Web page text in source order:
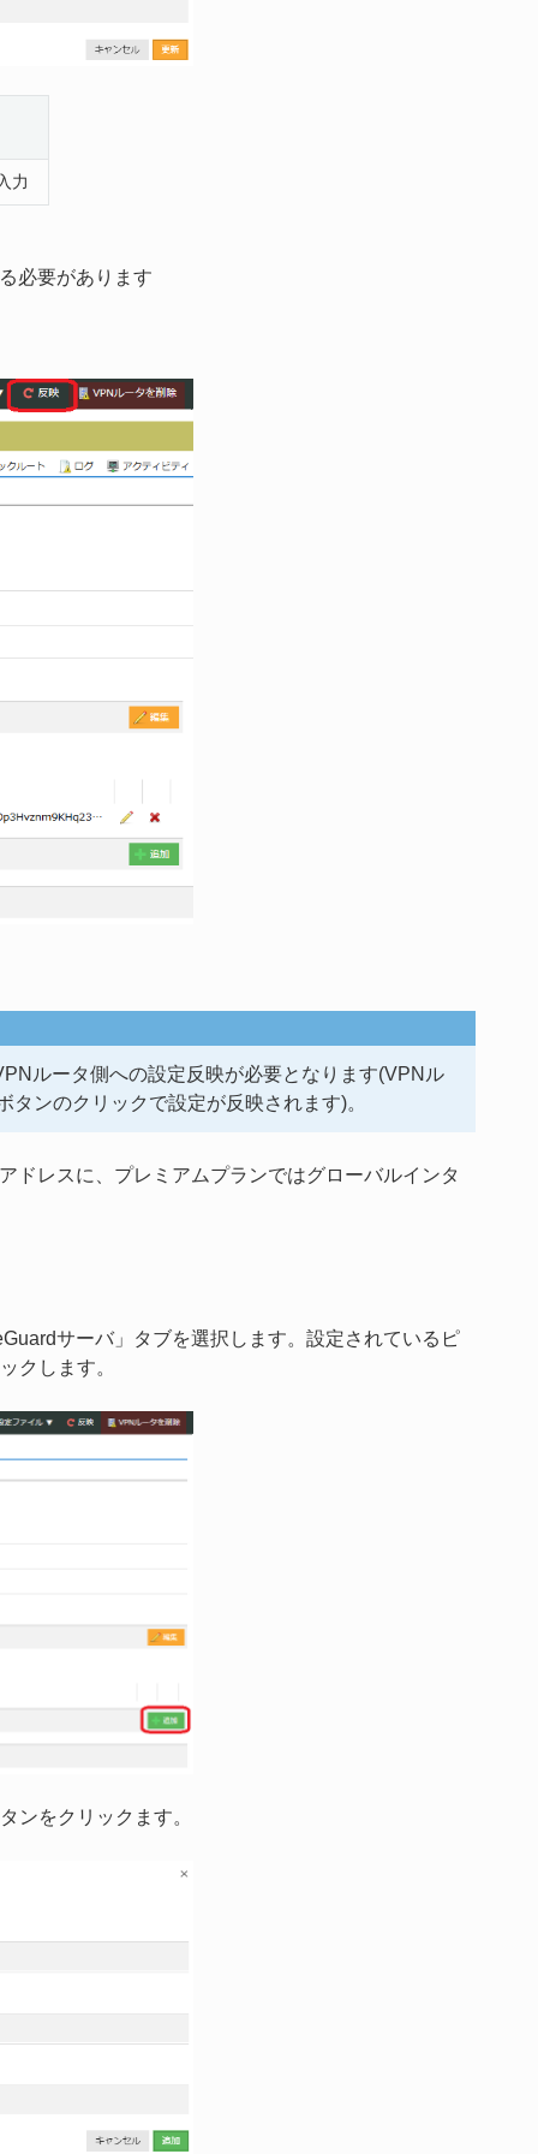
力
必要があります
ルータ側への設定反映が必要となります(VPNル
ンのクリックで設定が反映されます)。
レスに、プレミアムプランではグローバルインタ
サーバ」タブを選択します。設定されているピ
クします。
ンをクリックます。